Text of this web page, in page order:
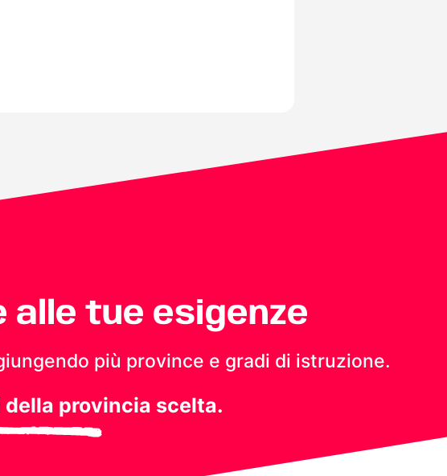
tue esigenze
più province e gradi di istruzione.
provincia scelta.